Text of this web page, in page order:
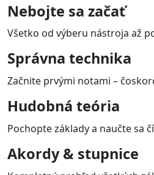
Nebojte sa začať
Všetko od výberu nástroja až
Správna technika
Začnite prvými notami –
Hudobná teória
Pochopte základy a naučte sa
Akordy & stupnice